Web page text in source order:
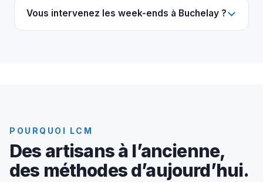
Vous intervenez les week-ends à Buchelay ?
POURQUOI LCM
Des artisans à l’ancienne,
des méthodes d’aujourd’hui.